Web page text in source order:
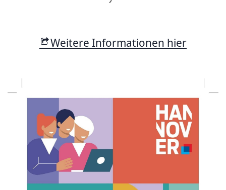
Weitere Informationen hier